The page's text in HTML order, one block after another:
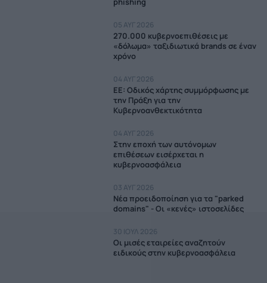
05 ΑΥΓ 2026
270.000 κυβερνοεπιθέσεις με
«δόλωμα» ταξιδιωτικά brands σε έναν
χρόνο
04 ΑΥΓ 2026
EE: Οδικός χάρτης συμμόρφωσης με
την Πράξη για την
Κυβερνοανθεκτικότητα
04 ΑΥΓ 2026
Στην εποχή των αυτόνομων
επιθέσεων εισέρχεται η
κυβερνοασφάλεια
03 ΑΥΓ 2026
Νέα προειδοποίηση για τα "parked
domains" - Οι «κενές» ιστοσελίδες
30 ΙΟΥΛ 2026
Οι μισές εταιρείες αναζητούν
ειδικούς στην κυβερνοασφάλεια